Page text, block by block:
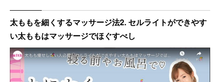
太ももを細くするマッサージ法2. セルライトができやす
い太ももはマッサージでほぐすべし